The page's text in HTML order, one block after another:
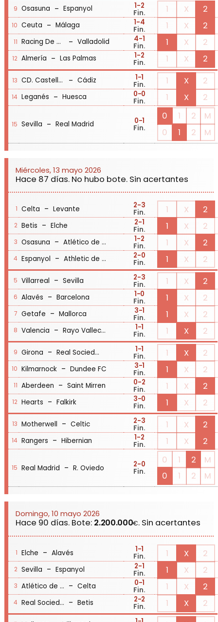
9 Osasuna - Espanyol 1-2
Fin. 1 X 2
10 Ceuta - Málaga 1-4
Fin. 1 X 2
11 Racing De Santander - Valladolid 4-1
Fin. 1 X 2
12 Almería - Las Palmas 1-2
Fin. 1 X 2
13 CD. Castellón - Cádiz 1-1
Fin. 1 X 2
14 Leganés - Huesca 0-0
Fin. 1 X 2
15 Sevilla - Real Madrid 0-1
Fin.
0 1 2
M
0
1 2 M
Miércoles, 13 mayo 2026
Hace 87 días. No hubo bote. Sin acertantes
1 Celta - Levante 2-3
Fin. 1 X 2
2 Betis - Elche 2-1
Fin. 1 X 2
3 Osasuna - Atlético de Madrid 1-2
Fin. 1 X 2
4 Espanyol - Athletic de Bilbao 2-0
Fin. 1 X 2
5 Villarreal - Sevilla 2-3
Fin. 1 X 2
6 Alavés - Barcelona 1-0
Fin. 1 X 2
7 Getafe - Mallorca 3-1
Fin. 1 X 2
8 Valencia - Rayo Vallecano 1-1
Fin. 1 X 2
9 Girona - Real Sociedad 1-1
Fin. 1 X 2
10 Kilmarnock - Dundee FC 3-1
Fin. 1 X 2
11 Aberdeen - Saint Mirren 0-2
Fin. 1 X 2
12 Hearts - Falkirk 3-0
Fin. 1 X 2
13 Motherwell - Celtic 2-3
Fin. 1 X 2
14 Rangers - Hibernian 1-2
Fin. 1 X 2
15 Real Madrid - R. Oviedo 2-0
Fin.
0 1 2
M
0
1 2 M
Domingo, 10 mayo 2026
Hace 90 días. Bote: 2.200.000€. Sin acertantes
1 Elche - Alavés 1-1
Fin. 1 X 2
2 Sevilla - Espanyol 2-1
Fin. 1 X 2
3 Atlético de Madrid - Celta 0-1
Fin. 1 X 2
4 Real Sociedad - Betis 2-2
Fin. 1 X 2